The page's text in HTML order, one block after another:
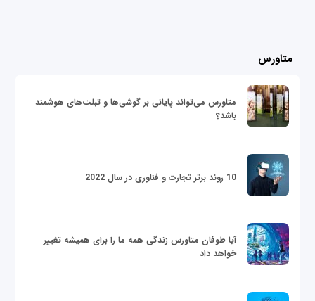
متاورس
متاورس می‌تواند پایانی بر گوشی‌ها و تبلت‌های هوشمند
باشد؟
10 روند برتر تجارت و فناوری در سال 2022
آیا طوفان متاورس زندگی همه ما را برای همیشه تغییر
خواهد داد